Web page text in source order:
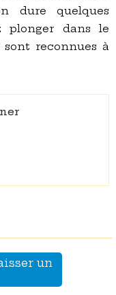
dure quelques
plonger dans le
reconnues à
un